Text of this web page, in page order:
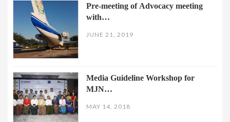
Pre-meeting of Advocacy meeting
with…
JUNE 21, 2019
Media Guideline Workshop for
MJN…
MAY 14, 2018